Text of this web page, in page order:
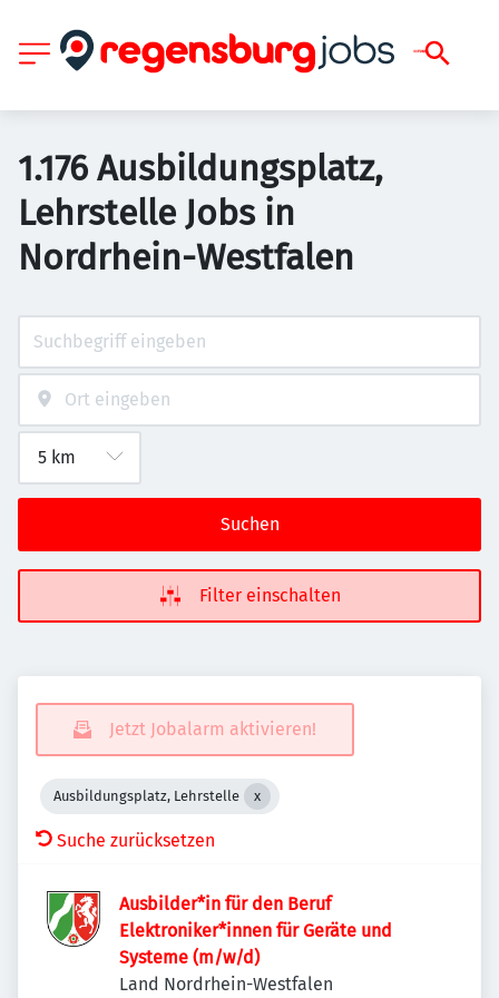
1.176 Ausbildungsplatz,
Lehrstelle Jobs in
Nordrhein-Westfalen
Suchen
Filter einschalten
Jetzt Jobalarm aktivieren!
Ausbildungsplatz, Lehrstelle
Suche zurücksetzen
Ausbilder*in für den Beruf
Elektroniker*innen für Geräte und
Systeme (m/w/d)
Land Nordrhein-Westfalen